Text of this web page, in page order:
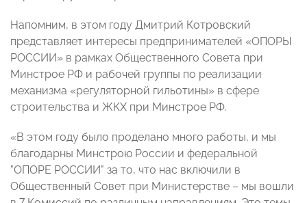
Напомним, в этом году Дмитрий Котровский
представляет интересы предпринимателей «ОПОРЫ
РОССИИ» в рамках Общественного Совета при
Минстрое РФ и рабочей группы по реализации
механизма «регуляторной гильотины» в сфере
строительства и ЖКХ при Минстрое РФ.
«В этом году было проделано много работы, и мы
благодарны Минстрою России и федеральной
"ОПОРЕ РОССИИ" за то, что нас включили в
Общественный Совет при Министерстве – мы вошли